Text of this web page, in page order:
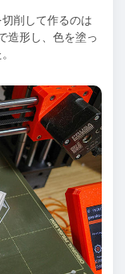
削して作るのは
造形し、⾊を塗っ